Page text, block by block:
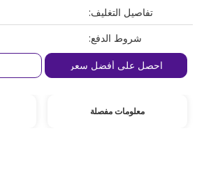
تفاصيل التغليف:
شروط الدفع:
احصل على أفضل سعر
معلومات مفصلة